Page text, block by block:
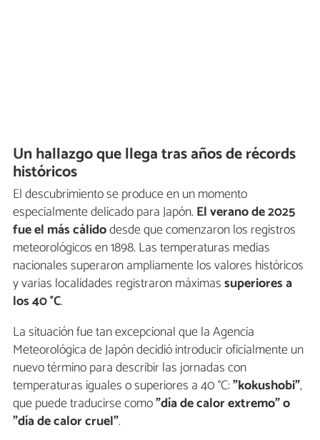
Un hallazgo que llega tras años de récords
históricos
El descubrimiento se produce en un momento
especialmente delicado para Japón. El verano de 2025
fue el más cálidodesde que comenzaron los registros
meteorológicos en 1898. Las temperaturas medias
nacionales superaron ampliamente los valores históricos
y varias localidades registraron máximassuperiores a
los 40 °C.
La situación fue tan excepcional que la Agencia
Meteorológica de Japón decidió introducir oficialmente un
nuevo término para describir las jornadas con
temperaturas iguales o superiores a 40 °C:"kokushobi",
que puede traducirse como"día de calor extremo" o
"día de calor cruel".